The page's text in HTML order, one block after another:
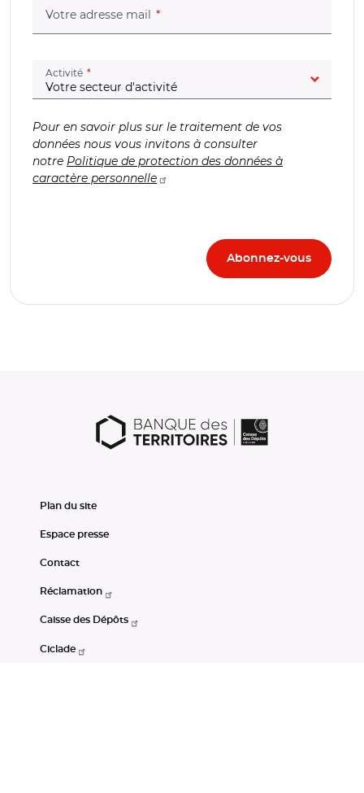
Votre adresse mail (champ obligatoire)
Activité (champ obligatoire)
Pour en savoir plus sur le traitement de vos
données nous vous invitons à consulter
notre Politique de protection des données à
caractère personnelle
Plan du site
Espace presse
Contact
Réclamation
Caisse des Dépôts
Ciclade